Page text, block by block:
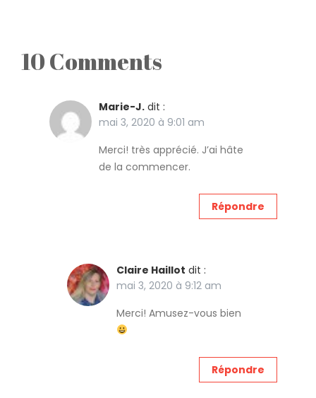
10 Comments
Marie-J. dit :
mai 3, 2020 à 9:01 am
Merci! très apprécié. J’ai hâte
de la commencer.
Répondre
Claire Haillot dit :
mai 3, 2020 à 9:12 am
Merci! Amusez-vous bien
Répondre